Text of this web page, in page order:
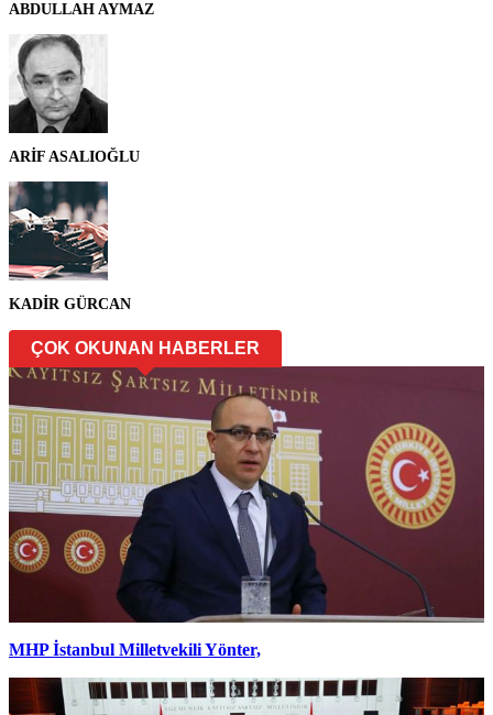
ABDULLAH AYMAZ
ARİF ASALIOĞLU
KADİR GÜRCAN
ÇOK OKUNAN HABERLER
MHP İstanbul Milletvekili Yönter,